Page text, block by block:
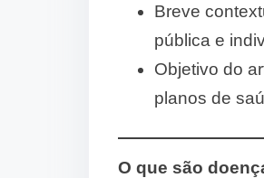
Breve
pública e
Objetivo do
planos de
O que são